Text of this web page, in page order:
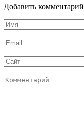
Добавить комментарий
Имя
*
Email
*
Сайт
Комментарий